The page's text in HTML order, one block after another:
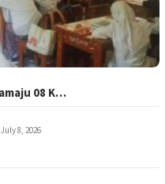
08 K…
July 8, 2026